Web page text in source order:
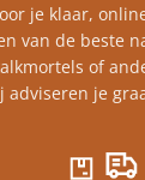
je klaar,
van de beste
of
adviseren je